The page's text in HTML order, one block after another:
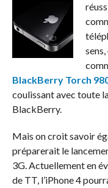
BlackBerry Torch
coulissant avec toute
BlackBerry.
Mais on croit savoir
préparerait le
3G. Actuellement en
de TT, l’iPhone 4